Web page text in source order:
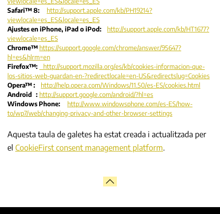
Safari™ 8:
http://support.apple.com/kb/PH19214?
viewlocale=es_ES&locale=es_ES
Ajustes en iPhone, iPad o iPod:
http://support.apple.com/kb/HT1677?
viewlocale=es_ES
Chrome™ https://support.google.com/chrome/answer/95647?
hl=es&hlrm=en
Firefox™:
http://support.mozilla.org/es/kb/cookies-informacion-que-
los-sitios-web-guardan-en-?redirectlocale=en-US&redirectslug=Cookies
Opera™ :
http://help.opera.com/Windows/11.50/es-ES/cookies.html
Android : http://support.google.com/android/?hl=es
Windows Phone:
http://www.windowsphone.com/es-ES/how-
to/wp7/web/changing-privacy-and-other-browser-settings
Aquesta taula de galetes ha estat creada i actualitzada per
el CookieFirst consent management platform.